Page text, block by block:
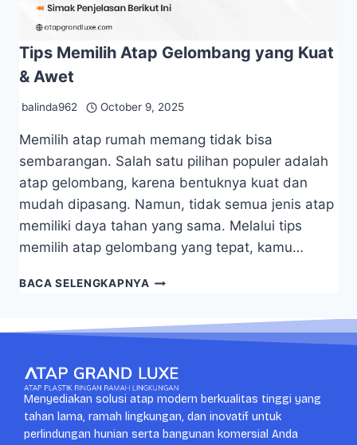
Tips Memilih Atap Gelombang yang Kuat
& Awet
balinda962 October 9, 2025
Memilih atap rumah memang tidak bisa
sembarangan. Salah satu pilihan populer adalah
atap gelombang, karena bentuknya kuat dan
mudah dipasang. Namun, tidak semua jenis atap
memiliki daya tahan yang sama. Melalui tips
memilih atap gelombang yang tepat, kamu…
BACA SELENGKAPNYA
Menyediakan solusi atap modern berkualitas tinggi yang
tahan lama, ramah lingkungan, dan inovatif untuk
perlindungan hunian serta bangunan komersial Anda